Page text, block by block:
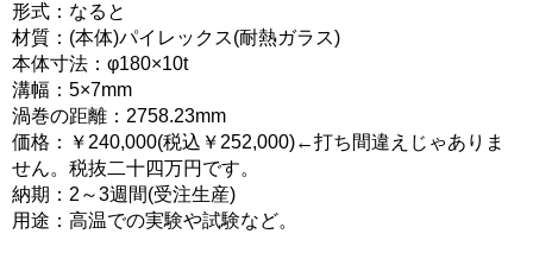
形式：なると
材質：(本体)パイレックス(耐熱ガラス)
本体寸法：φ180×10t
溝幅：5×7mm
渦巻の距離：2758.23mm
価格：￥240,000(税込￥252,000)←打ち間違えじゃありま
せん。税抜二十四万円です。
納期：2～3週間(受注生産)
用途：高温での実験や試験など。